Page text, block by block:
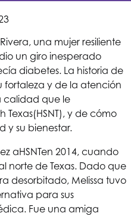
una mujer resiliente
un giro inesperado
diabetes. La historia de
fortaleza y de la atención
calidad que le
Texas(HSNT), y de cómo
y su bienestar.
aHSNTen 2014, cuando
norte de Texas. Dado que
desorbitado, Melissa tuvo
para sus
Fue una amiga